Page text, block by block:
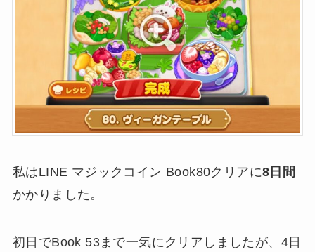
私はLINE マジックコイン Book80クリアに8日間
かかりました。
初日でBook 53まで一気にクリアしましたが、4日